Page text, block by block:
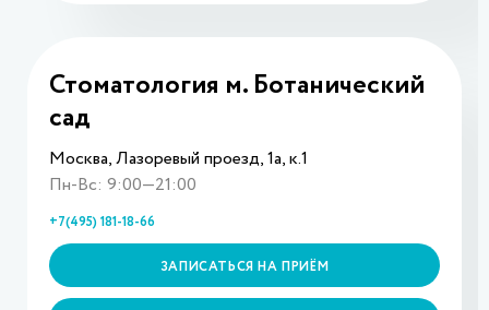
Стоматология м. Ботанический
сад
Москва, Лазоревый проезд, 1а, к.1
Пн-Вс: 9:00—21:00
+7(495) 181-18-66
ЗАПИСАТЬСЯ НА ПРИЁМ